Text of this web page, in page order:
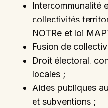
Intercommunalité
collectivités
NOTRe et loi
Fusion de
Droit électoral,
locales ;
Aides publiques
et subventions ;